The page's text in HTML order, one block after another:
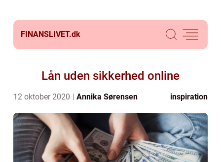
FINANSLIVET.dk
Lån uden sikkerhed online
12 oktober 2020 Annika Sørensen inspiration